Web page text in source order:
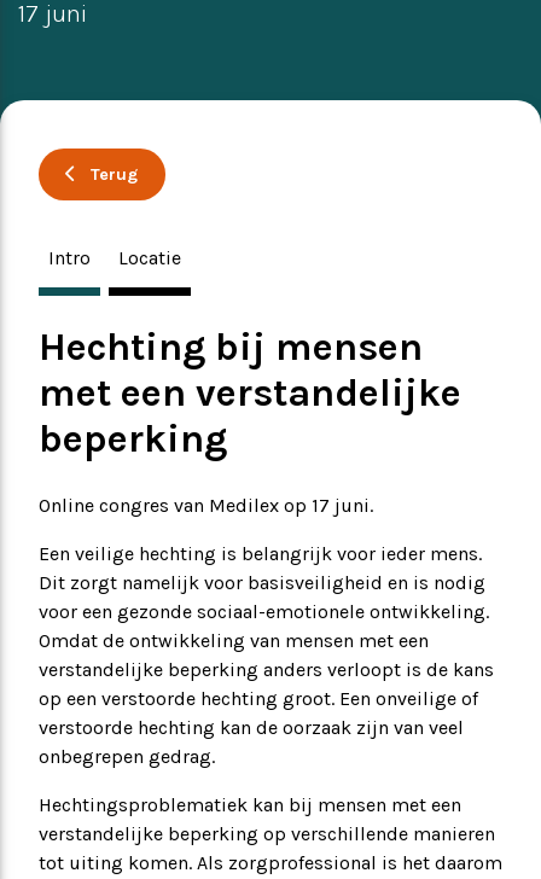
Toekomstvisie
EVB+ in beeld!
17 juni
Terug
Intro Locatie
Hechting bij mensen
met een verstandelijke
beperking
Online congres van Medilex op 17 juni.
Een veilige hechting is belangrijk voor ieder mens.
Dit zorgt namelijk voor basisveiligheid en is nodig
voor een gezonde sociaal-emotionele ontwikkeling.
Omdat de ontwikkeling van mensen met een
verstandelijke beperking anders verloopt is de kans
op een verstoorde hechting groot. Een onveilige of
verstoorde hechting kan de oorzaak zijn van veel
onbegrepen gedrag.
Hechtingsproblematiek kan bij mensen met een
verstandelijke beperking op verschillende manieren
tot uiting komen. Als zorgprofessional is het daarom